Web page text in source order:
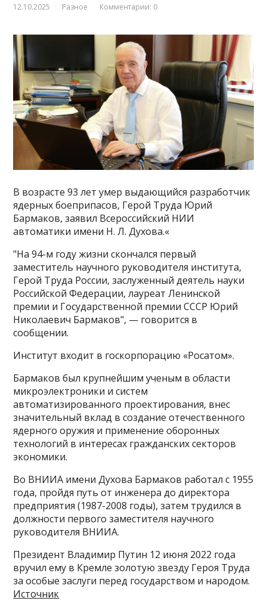
12.10.2025 Разное Комментарии: 0
В возрасте 93 лет умер выдающийся разработчик
ядерных боеприпасов, Герой Труда Юрий
Бармаков, заявил Всероссийский НИИ
автоматики имени Н. Л. Духова.«
"На 94-м году жизни скончался первый
заместитель научного руководителя института,
Герой Труда России, заслуженный деятель науки
Российской Федерации, лауреат Ленинской
премии и Государственной премии СССР Юрий
Николаевич Бармаков", — говорится в
сообщении.
Институт входит в госкорпорацию «Росатом».
Бармаков был крупнейшим ученым в области
микроэлектроники и систем
автоматизированного проектирования, внес
значительный вклад в создание отечественного
ядерного оружия и применение оборонных
технологий в интересах гражданских секторов
экономики.
Во ВНИИА имени Духова Бармаков работал с 1955
года, пройдя путь от инженера до директора
предприятия (1987-2008 годы), затем трудился в
должности первого заместителя научного
руководителя ВНИИА.
Президент Владимир Путин 12 июня 2022 года
вручил ему в Кремле золотую звезду Героя Труда
за особые заслуги перед государством и народом.
Источник